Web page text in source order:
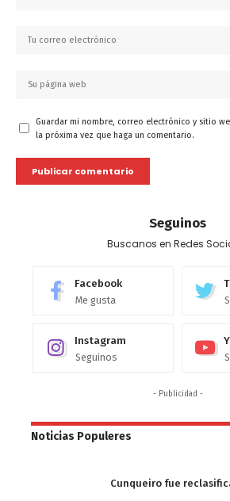
Guardar mi nombre, correo electrónico y sitio
la próxima vez que haga un comentario.
Seguinos
Buscanos en Redes
Facebook
Me gusta
Instagram
Seguinos
- Publicidad -
Noticias Populeres
Cunqueiro fue